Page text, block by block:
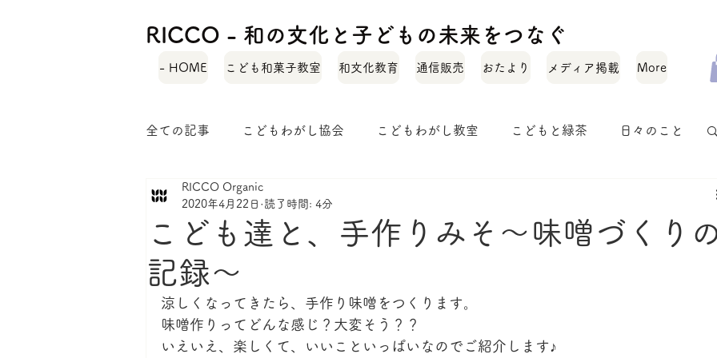
RICCO - 和の文化と子どもの未来をつなぐ
- HOME こども和菓子教室 和文化教育 通信販売 おたより メディア掲載 More
全ての記事 こどもわがし協会 こどもわがし教室 こどもと緑茶 日々のこと
自己紹介 緑茶レシピ
和菓子ではぐくむ子どもの力
こども達と、手作りみそ〜味噌づくり
記録〜
RICCO Organic
2020年4月22日
読了時間: 4分
涼しくなってきたら、手作り味噌をつくります。
味噌作りってどんな感じ？大変そう？？
いえいえ、楽しくて、いいこといっぱいなのでご紹介します♪